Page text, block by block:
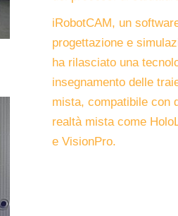
iRobotCAM, un
progettazione e
ha rilasciato una
insegnamento delle
mista, compatibile con
realtà mista come
e VisionPro.